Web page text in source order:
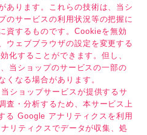
あります。これらの技術は、当シ
のサービスの利用状況等の把握に
資するものです。Cookieを無効
ウェブブラウザの設定を変更する
化することができます。但し、
当ショップのサービスの一部の
くなる場合があります。
ショップサービスが提供するサ
査・分析するため、本サービス上
る Google アナリティクスを利用
リティクスでデータが収集、処